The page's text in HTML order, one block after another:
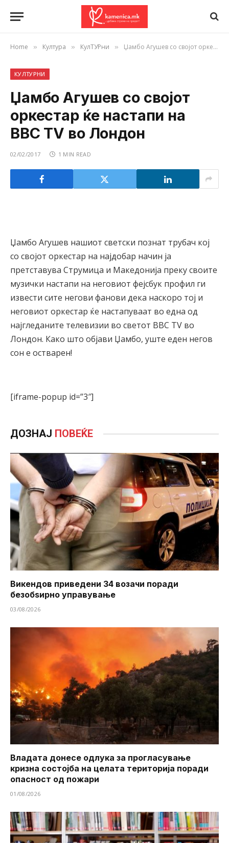
Home » Култура » КулТУРни » Џамбо Агушев со својот оркестар ќе настапи на BBC TV во Лондон
КУЛТУРНИ
Џамбо Агушев со својот
оркестар ќе настапи на
BBC TV во Лондон
02/02/2017 1 MIN READ
Џамбо Агушев нашиот светски познат трубач кој
со својот оркестар на најдобар начин ја
претставува Струмица и Македонија преку своите
музички настапи на неговиот фејсбук профил ги
извести сите негови фанови дека наскоро тој и
неговиот оркестар ќе настапуваат во една од
најгледаните телевизии во светот BBC TV во
Лондон. Како што објави Џамбо, уште еден негов
сон е остварен!
[iframe-popup id=”3″]
ДОЗНАЈ ПОВЕЌЕ
Викендов приведени 34 возачи поради
безобѕирно управување
03/08/2026
Владата донесе одлука за прогласување
кризна состојба на целата територија поради
опасност од пожари
01/08/2026